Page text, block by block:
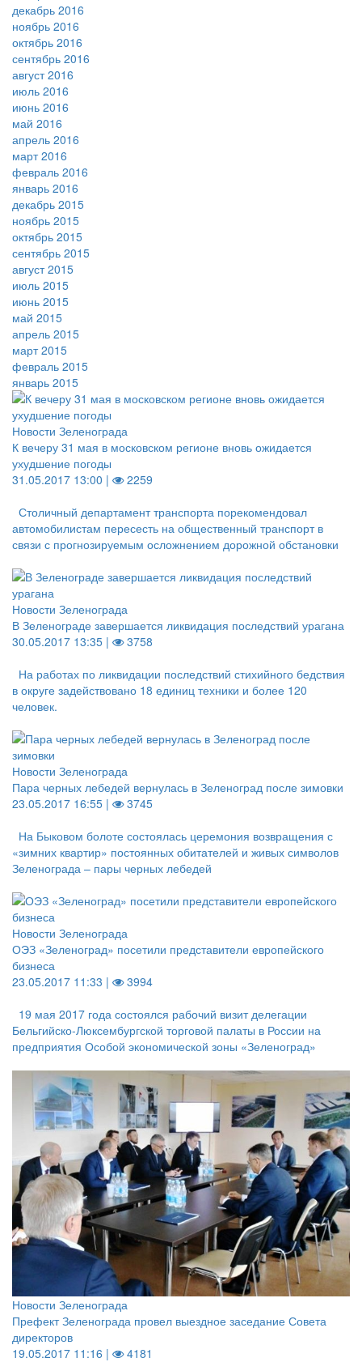
декабрь 2016
ноябрь 2016
октябрь 2016
сентябрь 2016
август 2016
июль 2016
июнь 2016
май 2016
апрель 2016
март 2016
февраль 2016
январь 2016
декабрь 2015
ноябрь 2015
октябрь 2015
сентябрь 2015
август 2015
июль 2015
июнь 2015
май 2015
апрель 2015
март 2015
февраль 2015
январь 2015
Новости Зеленограда
К вечеру 31 мая в московском регионе вновь ожидается
ухудшение погоды
31.05.2017 13:00 |
2259
Столичный департамент транспорта порекомендовал
автомобилистам пересесть на общественный транспорт в
связи с прогнозируемым осложнением дорожной обстановки
Новости Зеленограда
В Зеленограде завершается ликвидация последствий урагана
30.05.2017 13:35 |
3758
На работах по ликвидации последствий стихийного бедствия
в округе задействовано 18 единиц техники и более 120
человек.
Новости Зеленограда
Пара черных лебедей вернулась в Зеленоград после зимовки
23.05.2017 16:55 |
3745
На Быковом болоте состоялась церемония возвращения с
«зимних квартир» постоянных обитателей и живых символов
Зеленограда – пары черных лебедей
Новости Зеленограда
ОЭЗ «Зеленоград» посетили представители европейского
бизнеса
23.05.2017 11:33 |
3994
19 мая 2017 года состоялся рабочий визит делегации
Бельгийско-Люксембургской торговой палаты в России на
предприятия Особой экономической зоны «Зеленоград»
Новости Зеленограда
Префект Зеленограда провел выездное заседание Совета
директоров
19.05.2017 11:16 |
4181